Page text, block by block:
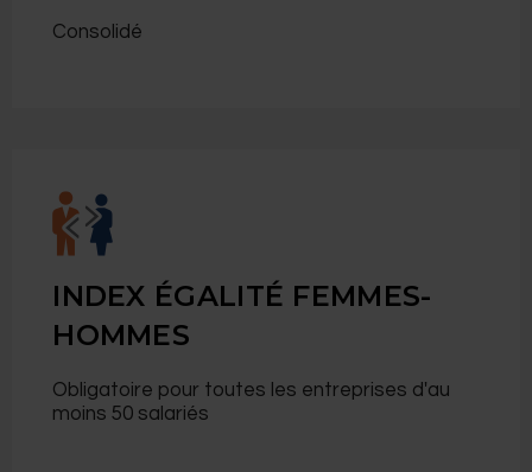
Consolidé
INDEX ÉGALITÉ FEMMES-
HOMMES
Obligatoire pour toutes les entreprises d'au
moins 50 salariés